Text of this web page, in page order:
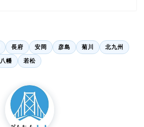
長府 安岡 彦島 菊川 北九州
八幡 若松